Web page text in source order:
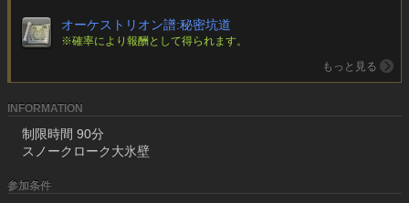
オーケストリオン譜:秘密坑道
※確率により報酬として得られます。
もっと見る
INFORMATION
制限時間 90分
スノークローク大氷壁
参加条件